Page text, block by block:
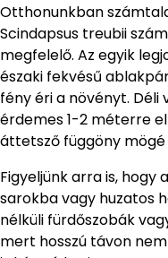
Otthonunkban
Scindapsus treubii
megfelelő. Az egyik
északi fekvésű
fény éri a növényt.
érdemes 1-2 méterre
áttetsző függöny mögé
Figyeljünk arra is,
sarokba vagy huzatos
nélküli fürdőszobák
mert hosszú távon